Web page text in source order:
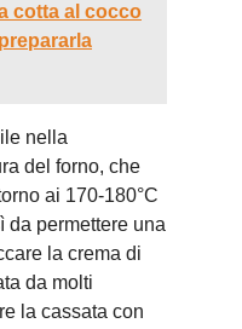
cotta al cocco
nella
del forno, che
ai 170-180°C
da permettere una
la crema di
da molti
la cassata con